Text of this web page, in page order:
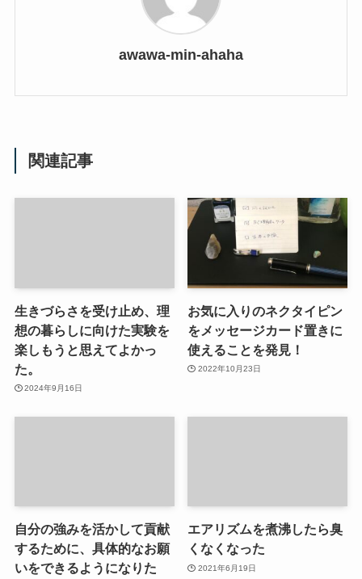
awawa-min-ahaha
関連記事
生きづらさを受け止め、理
想の暮らしに向けた実験を
楽しもうと思えてよかっ
た。
2024年9月16日
お気に入りのネクタイピン
をメッセージカード置きに
使えることを発見！
2022年10月23日
自分の強みを活かして貢献
するために、具体的なお願
いをできるようになりた
エアリズムを煮沸したら臭
くなくなった
2021年6月19日